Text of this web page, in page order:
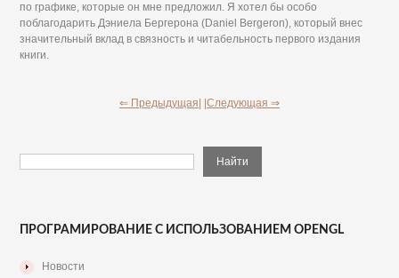
по графике, которые он мне предложил. Я хотел бы особо
поблагодарить Дэниела Бергерона (Daniel Bergeron), который внес
значительный вклад в связность и читабельность первого издания
книги.
⇐ Предыдущая| |Следующая ⇒
ПРОГРАМИРОВАНИЕ С ИСПОЛЬЗОВАНИЕМ OPENGL
Новости